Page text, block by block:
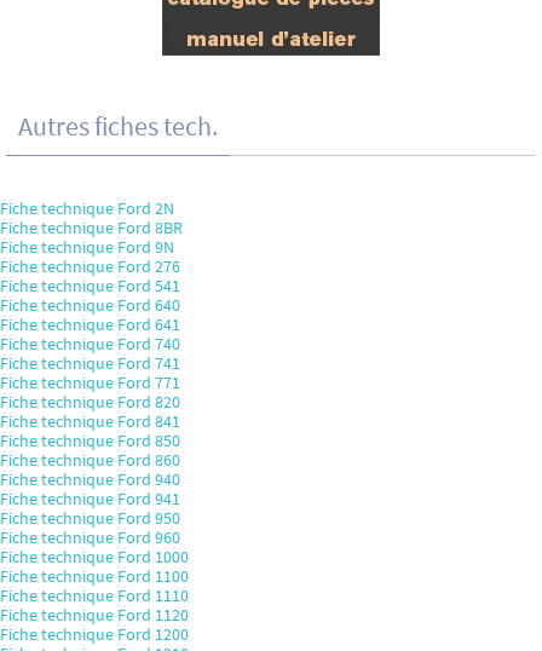
Autres fiches tech.
Fiche technique Ford 2N
Fiche technique Ford 8BR
Fiche technique Ford 9N
Fiche technique Ford 276
Fiche technique Ford 541
Fiche technique Ford 640
Fiche technique Ford 641
Fiche technique Ford 740
Fiche technique Ford 741
Fiche technique Ford 771
Fiche technique Ford 820
Fiche technique Ford 841
Fiche technique Ford 850
Fiche technique Ford 860
Fiche technique Ford 940
Fiche technique Ford 941
Fiche technique Ford 950
Fiche technique Ford 960
Fiche technique Ford 1000
Fiche technique Ford 1100
Fiche technique Ford 1110
Fiche technique Ford 1120
Fiche technique Ford 1200